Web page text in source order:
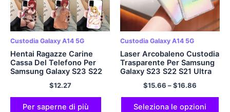
Custodia Galaxy A14 5G
Hentai Ragazze Carine
Cassa Del Telefono Per
Samsung Galaxy S23 S22
S21 S20 Plus Ultra F14 F54
M14 M54 M53 Note20
morbida copertura del
telefono nero
$12.27
Per saperne di più
Custodia Galaxy A14 5G
Laser Arcobaleno Custodia
Trasparente Per Samsung
Galaxy S23 S22 S21 Ultra
Plus S20 FE A54 A34 A14
A53 A52 A23 a24 A25 A13
5G Molle Della Copertura
$15.66 –$16.86
Seleziona le opzioni